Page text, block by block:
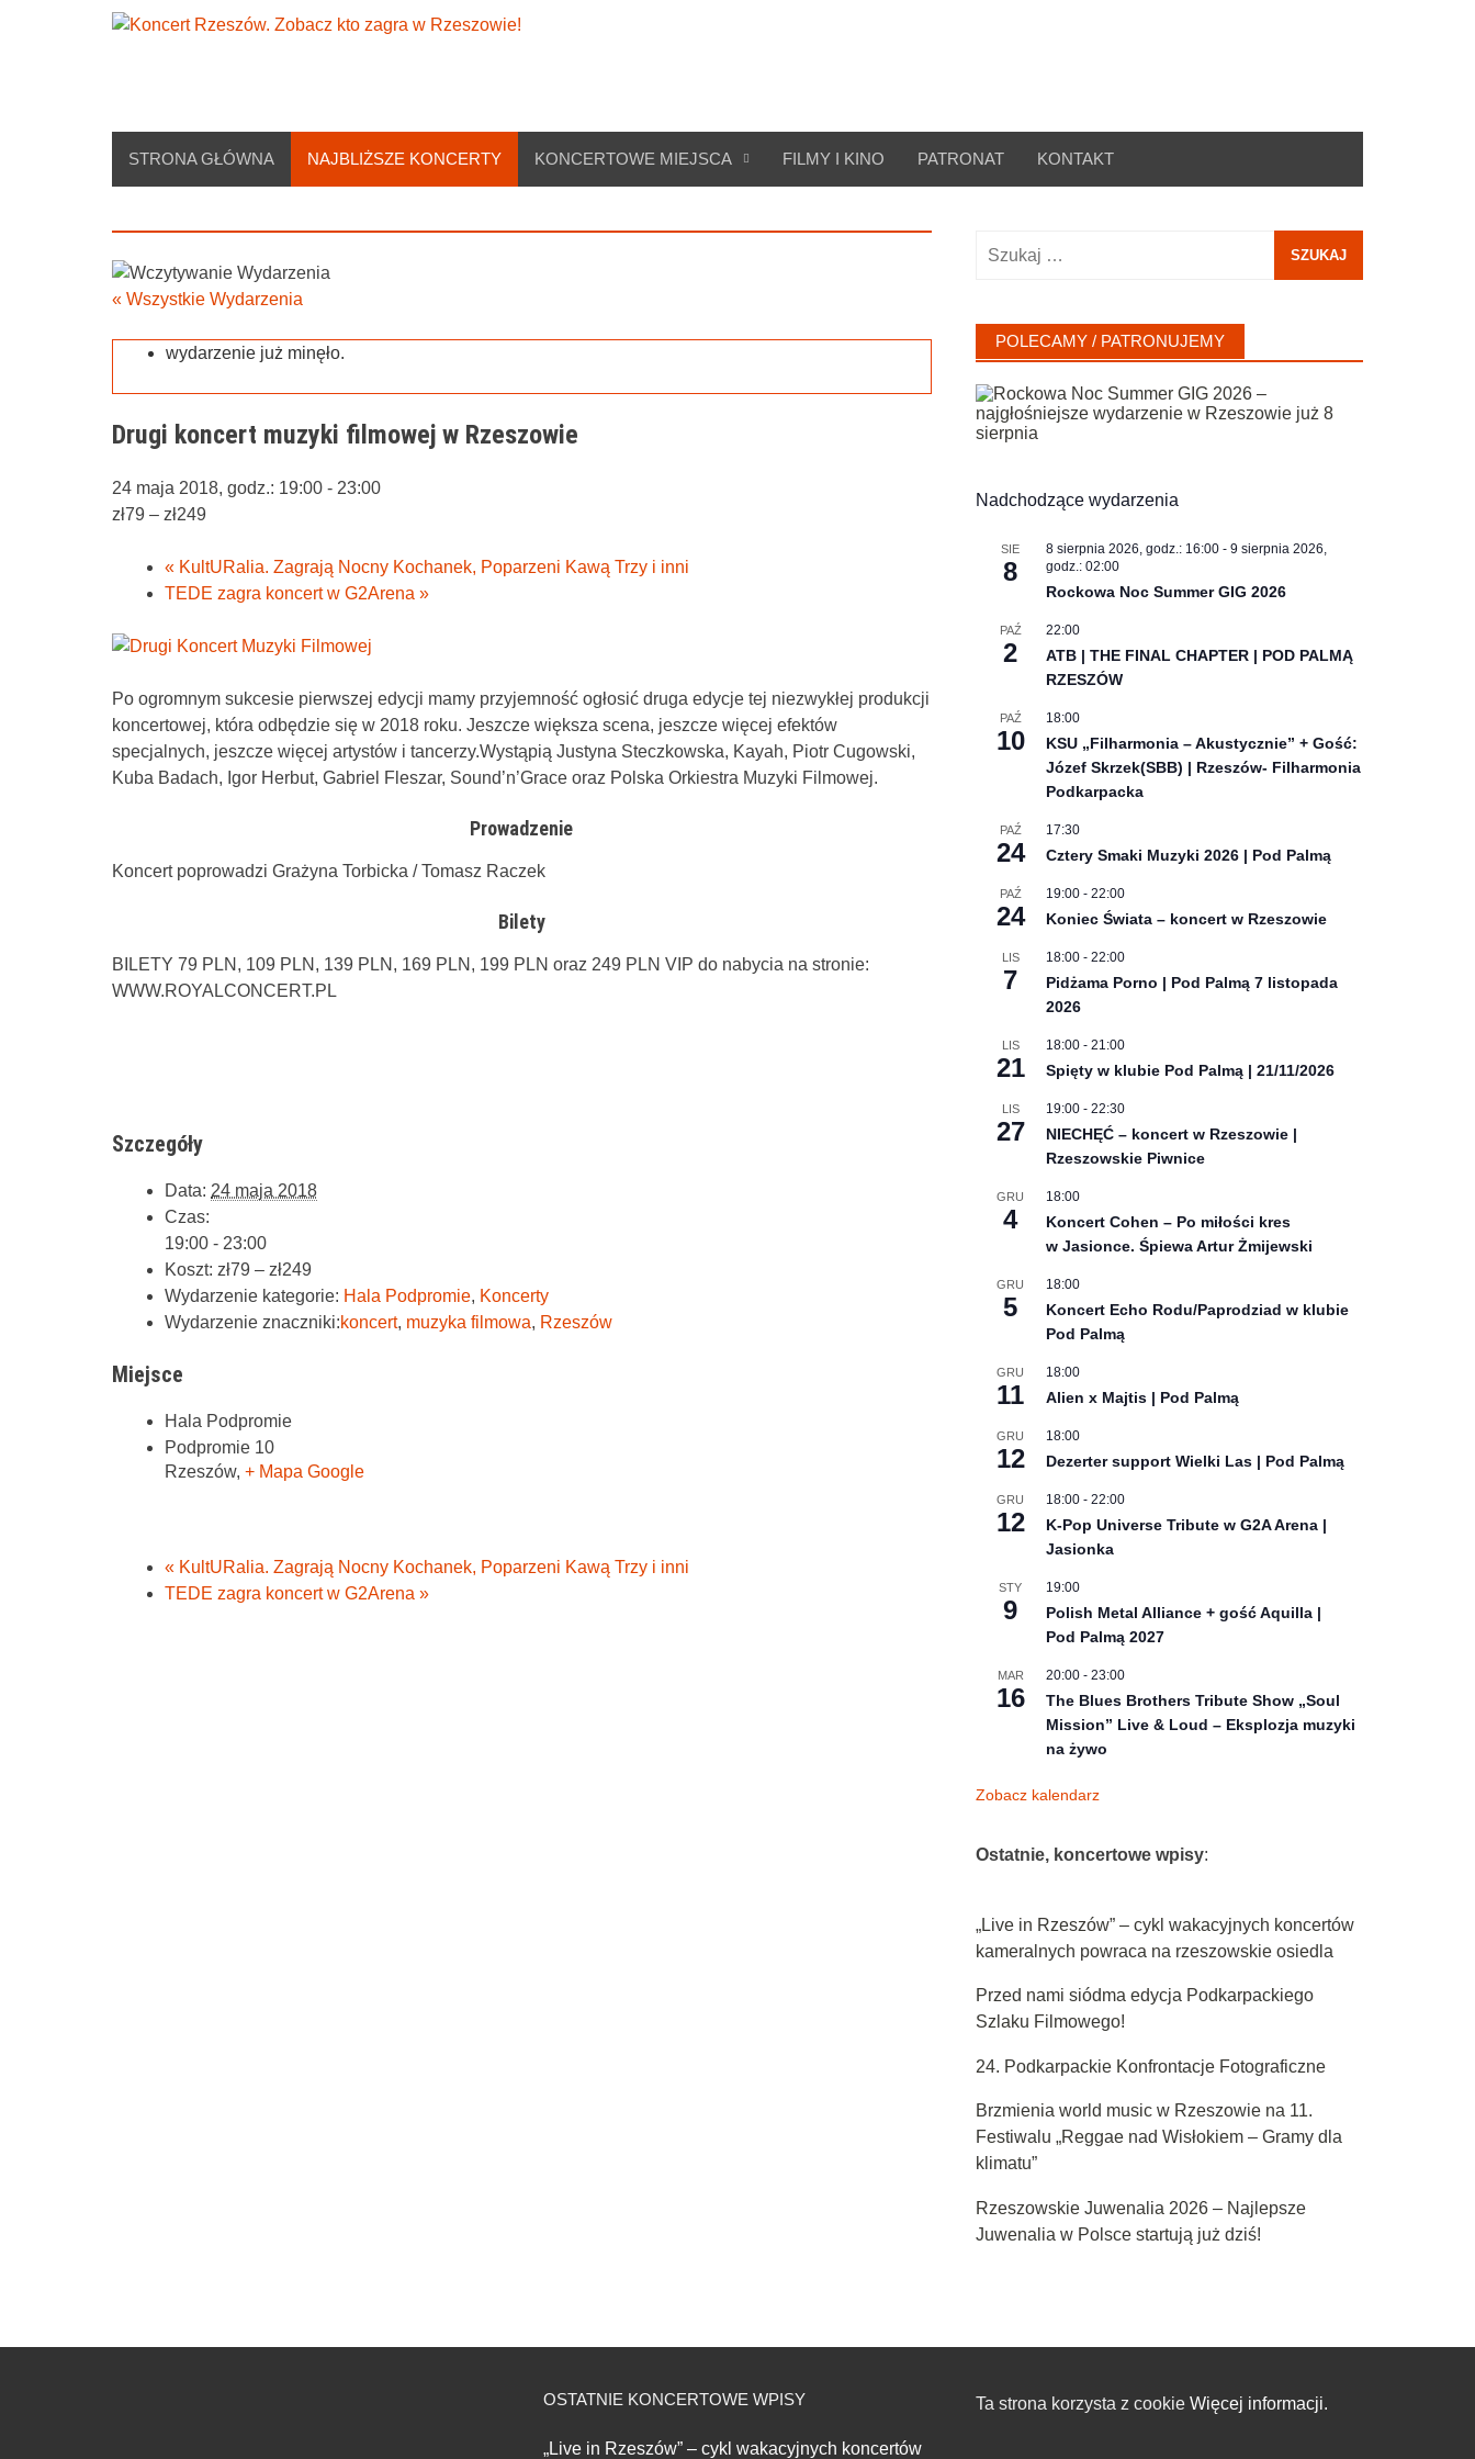
STRONA GŁÓWNA NAJBLIŻSZE KONCERTY KONCERTOWE MIEJSCA FILMY I KINO PATRONAT KONTAKT
« Wszystkie Wydarzenia
wydarzenie już minęło.
Drugi koncert muzyki filmowej w Rzeszowie
24 maja 2018, godz.: 19:00 - 23:00
zł79 – zł249
« KultURalia. Zagrają Nocny Kochanek, Poparzeni Kawą Trzy i inni
TEDE zagra koncert w G2Arena »
Po ogromnym sukcesie pierwszej edycji mamy przyjemność ogłosić druga edycje tej niezwykłej produkcji
koncertowej, która odbędzie się w 2018 roku. Jeszcze większa scena, jeszcze więcej efektów
specjalnych, jeszcze więcej artystów i tancerzy.Wystąpią Justyna Steczkowska, Kayah, Piotr Cugowski,
Kuba Badach, Igor Herbut, Gabriel Fleszar, Sound’n’Grace oraz Polska Orkiestra Muzyki Filmowej.
Prowadzenie
Koncert poprowadzi Grażyna Torbicka / Tomasz Raczek
Bilety
BILETY 79 PLN, 109 PLN, 139 PLN, 169 PLN, 199 PLN oraz 249 PLN VIP do nabycia na stronie:
WWW.ROYALCONCERT.PL
Szczegóły
Data: 24 maja 2018
Czas:
19:00 - 23:00
Koszt: zł79 – zł249
Wydarzenie kategorie: Hala Podpromie, Koncerty
Wydarzenie znaczniki:koncert, muzyka filmowa, Rzeszów
Miejsce
Hala Podpromie
Podpromie 10
Rzeszów, + Mapa Google
« KultURalia. Zagrają Nocny Kochanek, Poparzeni Kawą Trzy i inni
TEDE zagra koncert w G2Arena »
POLECAMY / PATRONUJEMY
Nadchodzące wydarzenia
SIE
8
8 sierpnia 2026, godz.: 16:00- 9 sierpnia 2026,
godz.: 02:00
Rockowa Noc Summer GIG 2026
PAŹ
2
22:00
ATB | THE FINAL CHAPTER | POD PALMĄ
RZESZÓW
PAŹ
10
18:00
KSU „Filharmonia – Akustycznie” + Gość:
Józef Skrzek(SBB) | Rzeszów- Filharmonia
Podkarpacka
PAŹ
24
17:30
Cztery Smaki Muzyki 2026 | Pod Palmą
PAŹ
24
19:00- 22:00
Koniec Świata – koncert w Rzeszowie
LIS
7
18:00- 22:00
Pidżama Porno | Pod Palmą 7 listopada
2026
LIS
21
18:00- 21:00
Spięty w klubie Pod Palmą | 21/11/2026
LIS
27
19:00- 22:30
NIECHĘĆ – koncert w Rzeszowie |
Rzeszowskie Piwnice
GRU
4
18:00
Koncert Cohen – Po miłości kres
w Jasionce. Śpiewa Artur Żmijewski
GRU
5
18:00
Koncert Echo Rodu/Paprodziad w klubie
Pod Palmą
GRU
11
18:00
Alien x Majtis | Pod Palmą
GRU
12
18:00
Dezerter support Wielki Las | Pod Palmą
GRU
12
18:00- 22:00
K-Pop Universe Tribute w G2A Arena |
Jasionka
STY
9
19:00
Polish Metal Alliance + gość Aquilla |
Pod Palmą 2027
MAR
16
20:00- 23:00
The Blues Brothers Tribute Show „Soul
Mission” Live & Loud – Eksplozja muzyki
na żywo
Zobacz kalendarz
Ostatnie, koncertowe wpisy:
„Live in Rzeszów” – cykl wakacyjnych koncertów
kameralnych powraca na rzeszowskie osiedla
Przed nami siódma edycja Podkarpackiego
Szlaku Filmowego!
24. Podkarpackie Konfrontacje Fotograficzne
Brzmienia world music w Rzeszowie na 11.
Festiwalu „Reggae nad Wisłokiem – Gramy dla
klimatu”
Rzeszowskie Juwenalia 2026 – Najlepsze
Juwenalia w Polsce startują już dziś!
OSTATNIE KONCERTOWE WPISY
„Live in Rzeszów” – cykl wakacyjnych koncertów
Ta strona korzysta z cookie Więcej informacji.